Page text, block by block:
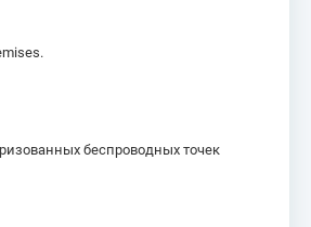
беспроводных точек